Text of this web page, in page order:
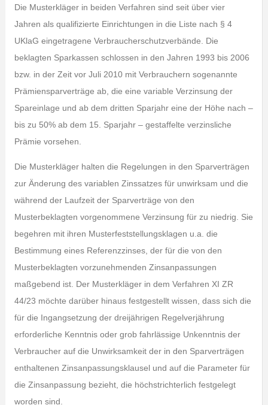
Die Musterkläger in beiden Verfahren sind seit über vier
Jahren als qualifizierte Einrichtungen in die Liste nach § 4
UKlaG eingetragene Verbraucherschutzverbände. Die
beklagten Sparkassen schlossen in den Jahren 1993 bis 2006
bzw. in der Zeit vor Juli 2010 mit Verbrauchern sogenannte
Prämiensparverträge ab, die eine variable Verzinsung der
Spareinlage und ab dem dritten Sparjahr eine der Höhe nach –
bis zu 50% ab dem 15. Sparjahr – gestaffelte verzinsliche
Prämie vorsehen.
Die Musterkläger halten die Regelungen in den Sparverträgen
zur Änderung des variablen Zinssatzes für unwirksam und die
während der Laufzeit der Sparverträge von den
Musterbeklagten vorgenommene Verzinsung für zu niedrig. Sie
begehren mit ihren Musterfeststellungsklagen u.a. die
Bestimmung eines Referenzzinses, der für die von den
Musterbeklagten vorzunehmenden Zinsanpassungen
maßgebend ist. Der Musterkläger in dem Verfahren XI ZR
44/23 möchte darüber hinaus festgestellt wissen, dass sich die
für die Ingangsetzung der dreijährigen Regelverjährung
erforderliche Kenntnis oder grob fahrlässige Unkenntnis der
Verbraucher auf die Unwirksamkeit der in den Sparverträgen
enthaltenen Zinsanpassungsklausel und auf die Parameter für
die Zinsanpassung bezieht, die höchstrichterlich festgelegt
worden sind.